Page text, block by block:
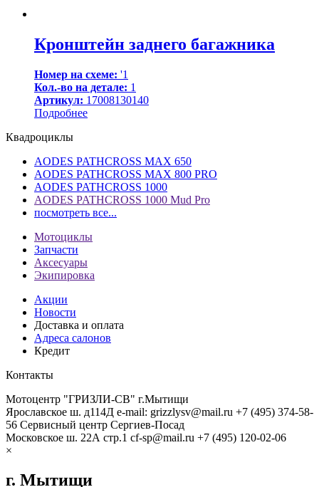
Кронштейн заднего багажника
Номер на схеме: '1
Кол.-во на детале: 1
Артикул: 17008130140
Подробнее
Квадроциклы
AODES PATHCROSS MAX 650
AODES PATHCROSS MAX 800 PRO
AODES PATHCROSS 1000
AODES PATHCROSS 1000 Mud Pro
посмотреть все...
Мотоциклы
Запчасти
Аксесуары
Экипировка
Акции
Новости
Доставка и оплата
Адреса салонов
Кредит
Контакты
Мотоцентр "ГРИЗЛИ-СВ" г.Мытищи
Ярославское ш. д114Д e-mail: grizzlysv@mail.ru +7 (495) 374-58-
56 Сервисный центр Сергиев-Посад
Московское ш. 22А стр.1 cf-sp@mail.ru +7 (495) 120-02-06
×
г. Мытищи